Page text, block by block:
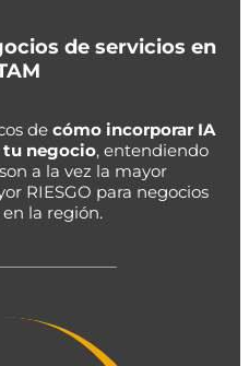
de servicios en
decómo incorporar IA
tu negocio, entendiendo
a la vez la mayor
RIESGO para negocios
la región.